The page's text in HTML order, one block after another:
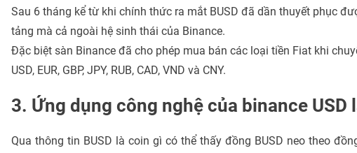
Sau 6 tháng kể từ khi chính thức ra mắt BUSD đã dần thuyết phục
tảng mà cả ngoài hệ sinh thái của Binance.
Đặc biệt sàn Binance đã cho phép mua bán các loại tiền Fiat khi
USD, EUR, GBP, JPY, RUB, CAD, VND và CNY.
3. Ứng dụng công nghệ của binance USD
Qua thông tin BUSD là coin gì có thể thấy đồng BUSD neo theo